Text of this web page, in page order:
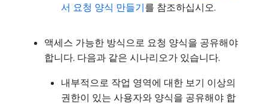
서 요청 양식 만들기를 참조하십시오.
액세스 가능한 방식으로 요청 양식을 공유해야
합니다. 다음과 같은 시나리오가 있습니다.
내부적으로 작업 영역에 대한 보기 이상의
권한이 있는 사용자와 양식을 공유해야 합